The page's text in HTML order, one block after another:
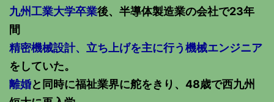
九州工業大学卒業後、半導体製造業の会社で23年
間
精密機械設計、立ち上げを主に行う機械エンジニア
をしていた。
離婚と同時に福祉業界に舵をきり、48歳で西九州